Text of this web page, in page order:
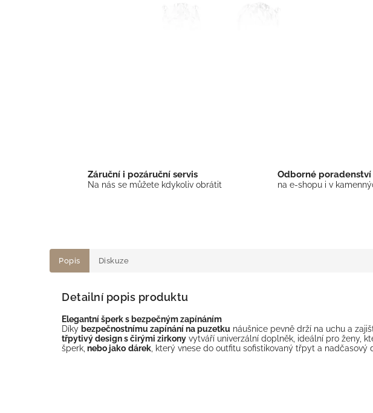
Záruční i pozáruční servis
Na nás se můžete kdykoliv obrátit
Odborné poradenství
na e-shopu i v
Popis Diskuze
Detailní popis produktu
Elegantní šperk s bezpečným zapínáním
Díky bezpečnostnímu zapínání na puzetku náušnice pevně drží na uchu a
třpytivý design s čirými zirkony vytváří univerzální doplněk, ideální pro ženy,
šperk, nebo jako dárek, který vnese do outfitu sofistikovaný třpyt a nadčasový